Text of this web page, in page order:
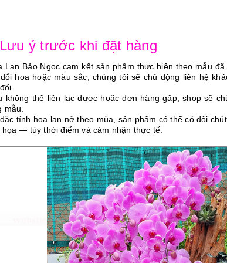
ý trước khi đặt hàng
Lan Bảo Ngọc cam kết sản phẩm thực hiện theo mẫu
hoa hoặc màu sắc, chúng tôi sẽ chủ động liên hệ
không thể liên lạc được hoặc đơn hàng gấp, shop sẽ
mẫu.
tính hoa lan nở theo mùa, sản phẩm có thể có đôi
họa — tùy thời điểm và cảm nhận thực tế.